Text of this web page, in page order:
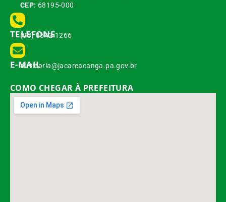
CEP: 68195-000
TELEFONE
(93) 3542-1266
E-MAIL
ouvidoria@jacareacanga.pa.gov.br
COMO CHEGAR À PREFEITURA